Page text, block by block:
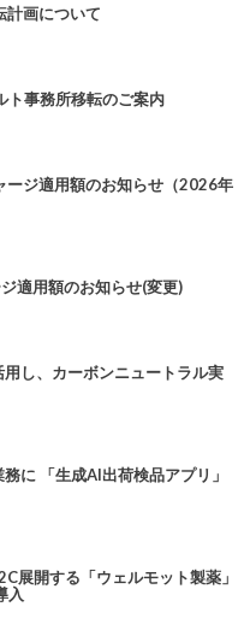
計画について
ト事務所移転のご案内
ージ適用額のお知らせ（2026年
適用額のお知らせ(変更)
し、カーボンニュートラル実
に 「生成AI出荷検品アプリ」
展開する「ウェルモット製薬」
入